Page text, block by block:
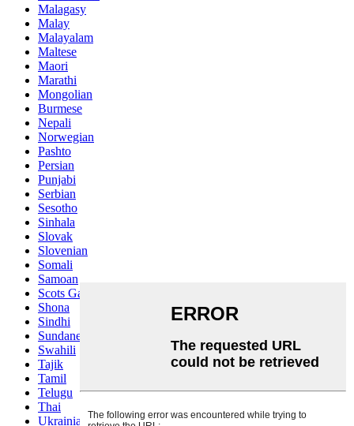
Malagasy
Malay
Malayalam
Maltese
Maori
Marathi
Mongolian
Burmese
Nepali
Norwegian
Pashto
Persian
Punjabi
Serbian
Sesotho
Sinhala
Slovak
Slovenian
Somali
Samoan
Scots Gaelic
Shona
Sindhi
Sundanese
Swahili
Tajik
Tamil
Telugu
Thai
Ukrainian